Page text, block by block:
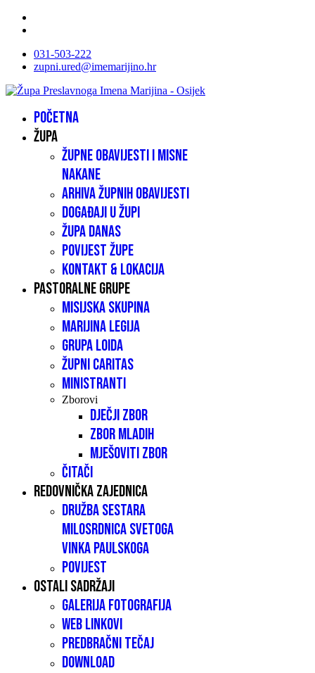
031-503-222
zupni.ured@imemarijino.hr
Početna
Župa
Župne obavijesti i misne
nakane
Arhiva župnih obavijesti
Događaji u župi
Župa danas
Povijest župe
Kontakt & lokacija
Pastoralne grupe
Misijska skupina
Marijina legija
Grupa LOIDA
Župni caritas
Ministranti
Zborovi
Dječji zbor
Zbor mladih
Mješoviti zbor
Čitači
Redovnička zajednica
Družba sestara
milosrdnica Svetoga
Vinka Paulskoga
Povijest
Ostali sadržaji
Galerija fotografija
Web linkovi
Predbračni tečaj
Download